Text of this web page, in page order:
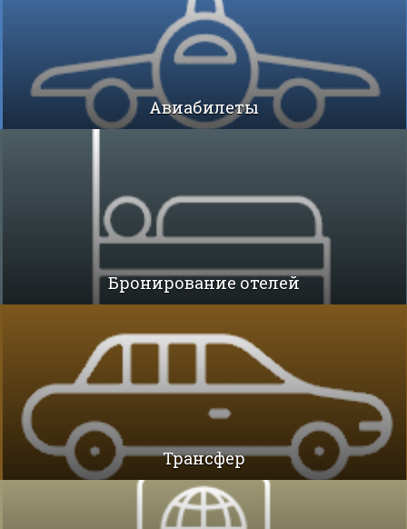
Авиабилеты
Бронирование отелей
Трансфер